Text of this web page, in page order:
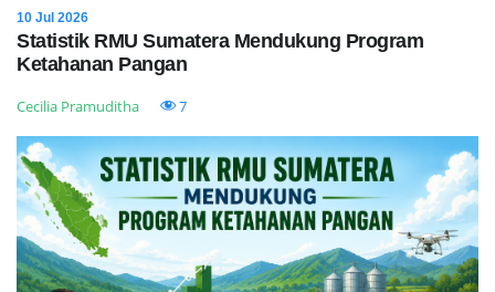
10 Jul 2026
Statistik RMU Sumatera Mendukung Program
Ketahanan Pangan
Cecilia Pramuditha 7